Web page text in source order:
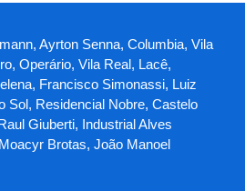
Ayrton Senna, Columbia, Vila
Operário, Vila Real, Lacê,
Francisco Simonassi, Luiz
Sol, Residencial Nobre, Castelo
Giuberti, Industrial Alves
Brotas, João Manoel